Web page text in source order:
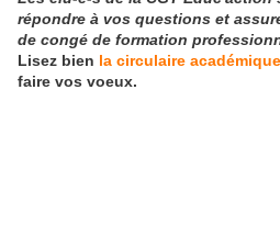
répondre à vos questions et
de congé de formation
Lisez bien la circulaire académique
faire vos voeux.